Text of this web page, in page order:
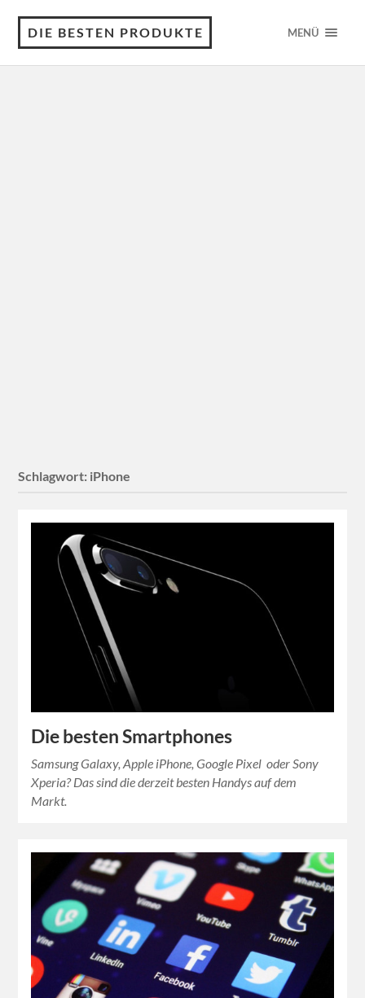
DIE BESTEN PRODUKTE MENÜ
Schlagwort: iPhone
Die besten Smartphones
Samsung Galaxy, Apple iPhone, Google Pixel oder Sony
Xperia? Das sind die derzeit besten Handys auf dem
Markt.